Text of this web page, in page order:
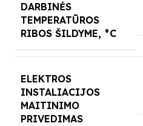
DARBINĖS
TEMPERATŪROS
RIBOS ŠILDYME, °C
ELEKTROS
INSTALIACIJOS
MAITINIMO
PRIVEDIMAS